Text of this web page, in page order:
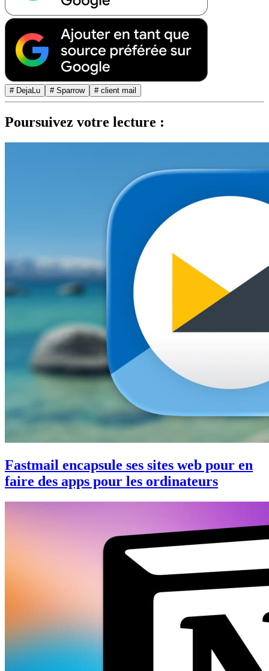
# DejaLu # Sparrow # client mail
Poursuivez votre lecture :
Fastmail encapsule ses sites web pour en
faire des apps pour les ordinateurs